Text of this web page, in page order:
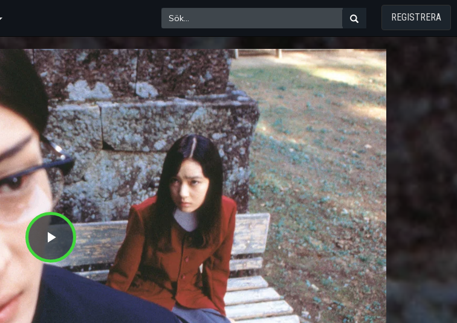
REGISTRERA
Play
Video